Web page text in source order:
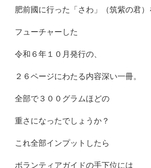
肥前國に行った「さわ」（筑紫の君）
フューチャーした
令和６年１０月発行の、
２６ページにわたる内容深い一冊。
全部で３００グラムほどの
重さになったでしょうか？
これ全部インプットしたら
ボランティアガイドの手下位には